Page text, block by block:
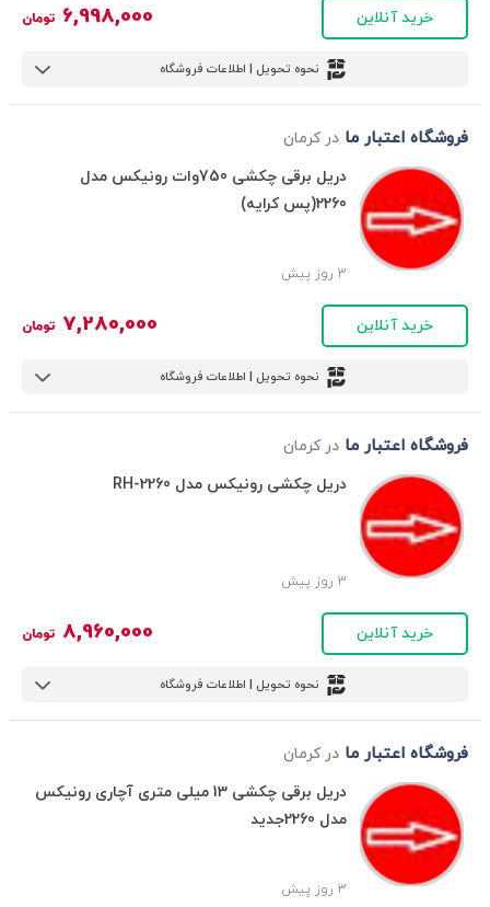
خرید آنلاین 6,998,000 تومان
نحوه تحویل | اطلاعات فروشگاه
فروشگاه اعتبار ما در کرمان
دریل برقی چکشی 750وات رونیکس مدل
2260(پس کرایه)
3 روز پیش
خرید آنلاین 7,280,000 تومان
نحوه تحویل | اطلاعات فروشگاه
فروشگاه اعتبار ما در کرمان
دریل چکشی رونیکس مدل RH-2260
3 روز پیش
خرید آنلاین 8,960,000 تومان
نحوه تحویل | اطلاعات فروشگاه
فروشگاه اعتبار ما در کرمان
دریل برقی چکشی 13 میلی متری آچاری رونیکس
مدل 2260جدید
3 روز پیش